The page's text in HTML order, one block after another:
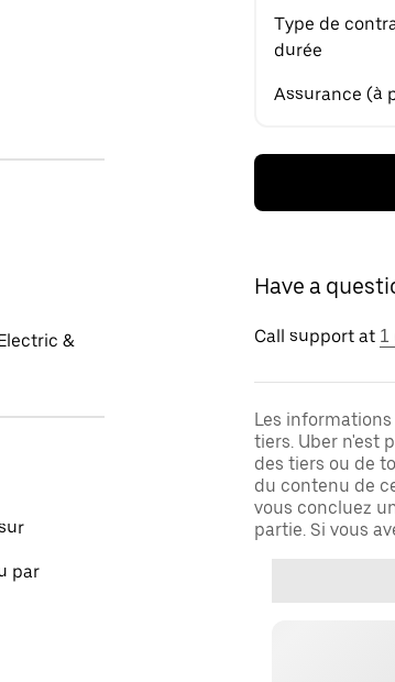
&
par
Type de
durée
Assurance (à
Have a
Call support at 1
Les
tiers. Uber n'est
des tiers ou de
du contenu de
vous concluez
partie. Si vous